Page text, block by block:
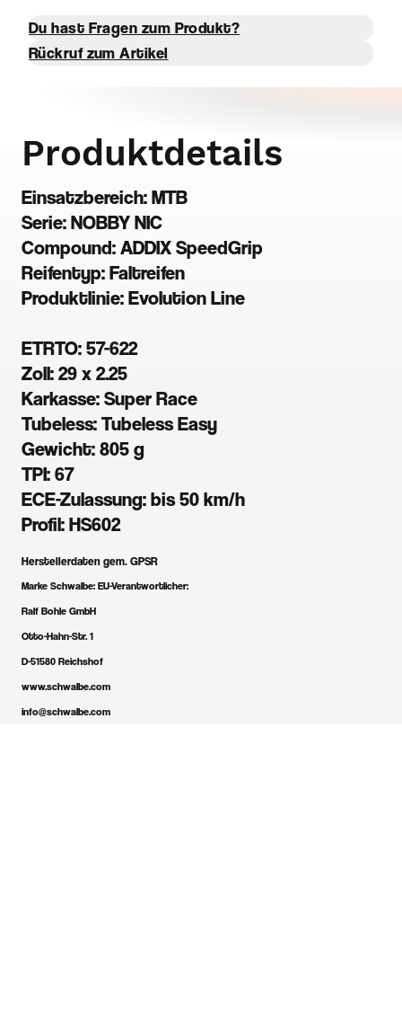
Du hast Fragen zum Produkt?
Rückruf zum Artikel
Produktdetails
Einsatzbereich: MTB
Serie: NOBBY NIC
Compound: ADDIX SpeedGrip
Reifentyp: Faltreifen
Produktlinie: Evolution Line
ETRTO: 57-622
Zoll: 29 x 2.25
Karkasse: Super Race
Tubeless: Tubeless Easy
Gewicht: 805 g
TPI: 67
ECE-Zulassung: bis 50 km/h
Profil: HS602
Herstellerdaten gem. GPSR
Marke Schwalbe: EU-Verantwortlicher:
Ralf Bohle GmbH
Otto-Hahn-Str. 1
D-51580 Reichshof
www.schwalbe.com
info@schwalbe.com